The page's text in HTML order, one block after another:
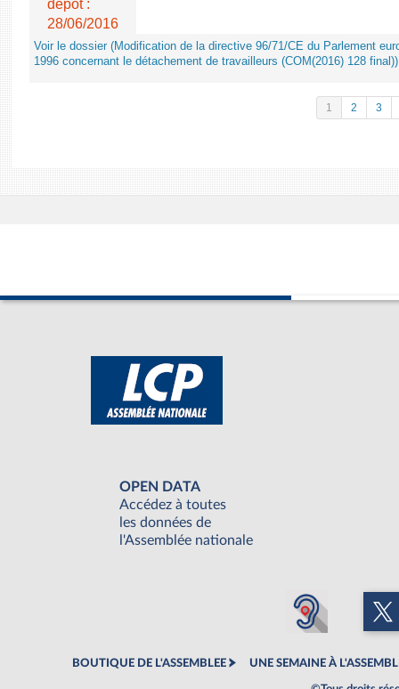
dépôt :
28/06/2016
Voir le dossier (Modification de la directive 96/71/CE du Parlement
1996 concernant le détachement de travailleurs (COM(2016) 128 final))
1 2 3
OPEN DATA
Accédez à toutes
les données de
l'Assemblée nationale
BOUTIQUE DE L'ASSEMBLEE UNE SEMAINE À